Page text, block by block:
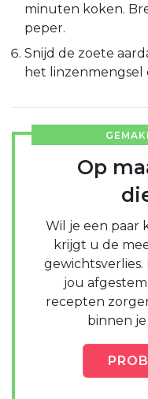
minuten koken.
peper.
Snijd de zoete
het linzenmengsel
Op
Wil je een paar
krijgt u de
jou
recepten
binnen